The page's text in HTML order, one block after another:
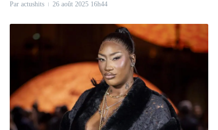
Par actushits 26 août 2025 16h44